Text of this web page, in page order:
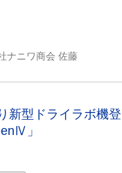
ナニワ商会 佐藤
新型ドライラボ機登
」